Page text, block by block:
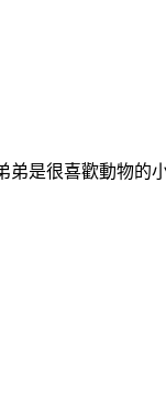
是很喜歡動物的